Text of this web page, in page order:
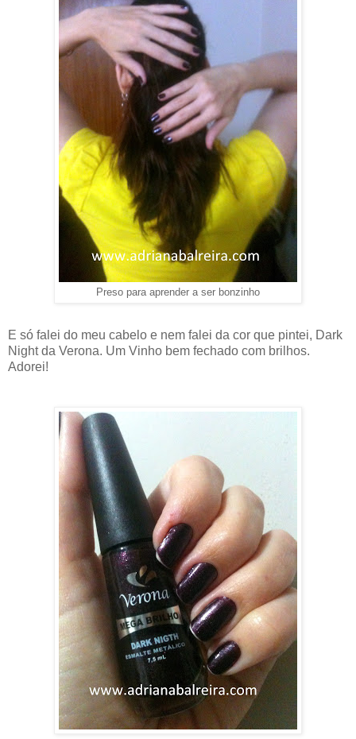
Preso para aprender a ser bonzinho
E só falei do meu cabelo e nem falei da cor que pintei, Dark
Night da Verona. Um Vinho bem fechado com brilhos.
Adorei!